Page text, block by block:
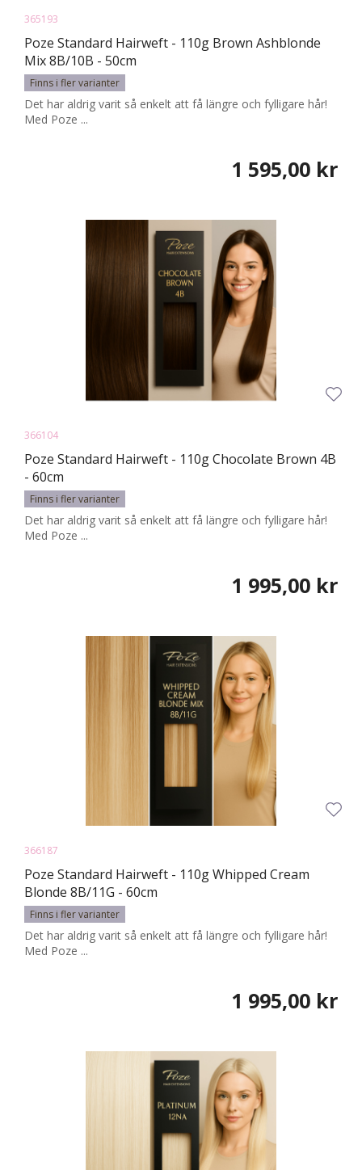
365193
Poze Standard Hairweft - 110g Brown Ashblonde
Mix 8B/10B - 50cm
Finns i fler varianter
Det har aldrig varit så enkelt att få längre och fylligare hår!
Med Poze ...
1 595,00 kr
366104
Poze Standard Hairweft - 110g Chocolate Brown 4B
- 60cm
Finns i fler varianter
Det har aldrig varit så enkelt att få längre och fylligare hår!
Med Poze ...
1 995,00 kr
366187
Poze Standard Hairweft - 110g Whipped Cream
Blonde 8B/11G - 60cm
Finns i fler varianter
Det har aldrig varit så enkelt att få längre och fylligare hår!
Med Poze ...
1 995,00 kr